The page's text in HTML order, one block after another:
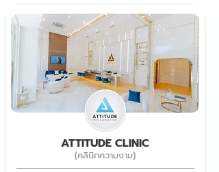
ATTITUDE CLINIC
(คลินิกความงาม)